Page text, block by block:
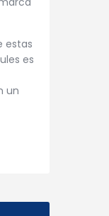
estas
es
un